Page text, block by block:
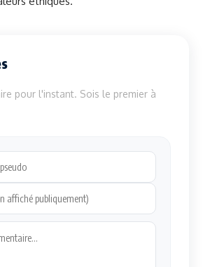
pour l'instant. Sois le premier à